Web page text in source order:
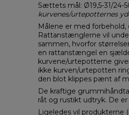
Sættets mål: Ø19,5-31/24-
kurvenes/urtepotternes
Målene er med
Rattanstænglerne vil
sammen, hvorfor
en rattanstængel en
kurvene/urtepotterne
ikke kurven/urtepotten
den blot klippes pænt af
De kraftige
råt og rustikt udtryk. De
Ligeledes vil produkterne